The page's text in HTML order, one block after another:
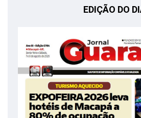
EDIÇÃO DO